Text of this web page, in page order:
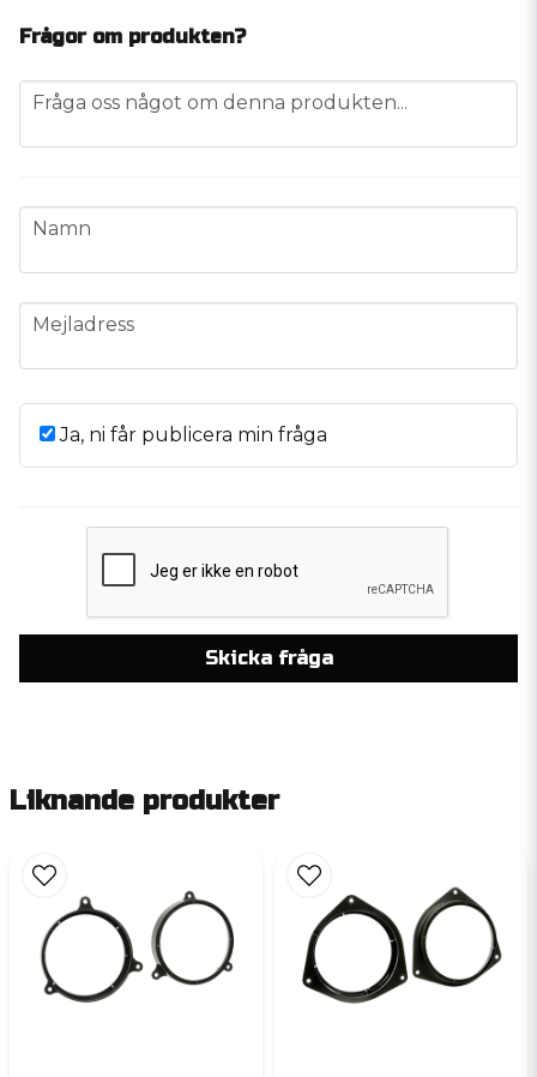
Frågor om produkten?
question
Fråga oss något om denna produkten...
name
Namn
email
Mejladress
Ja, ni får publicera min fråga
Skicka fråga
Liknande produkter